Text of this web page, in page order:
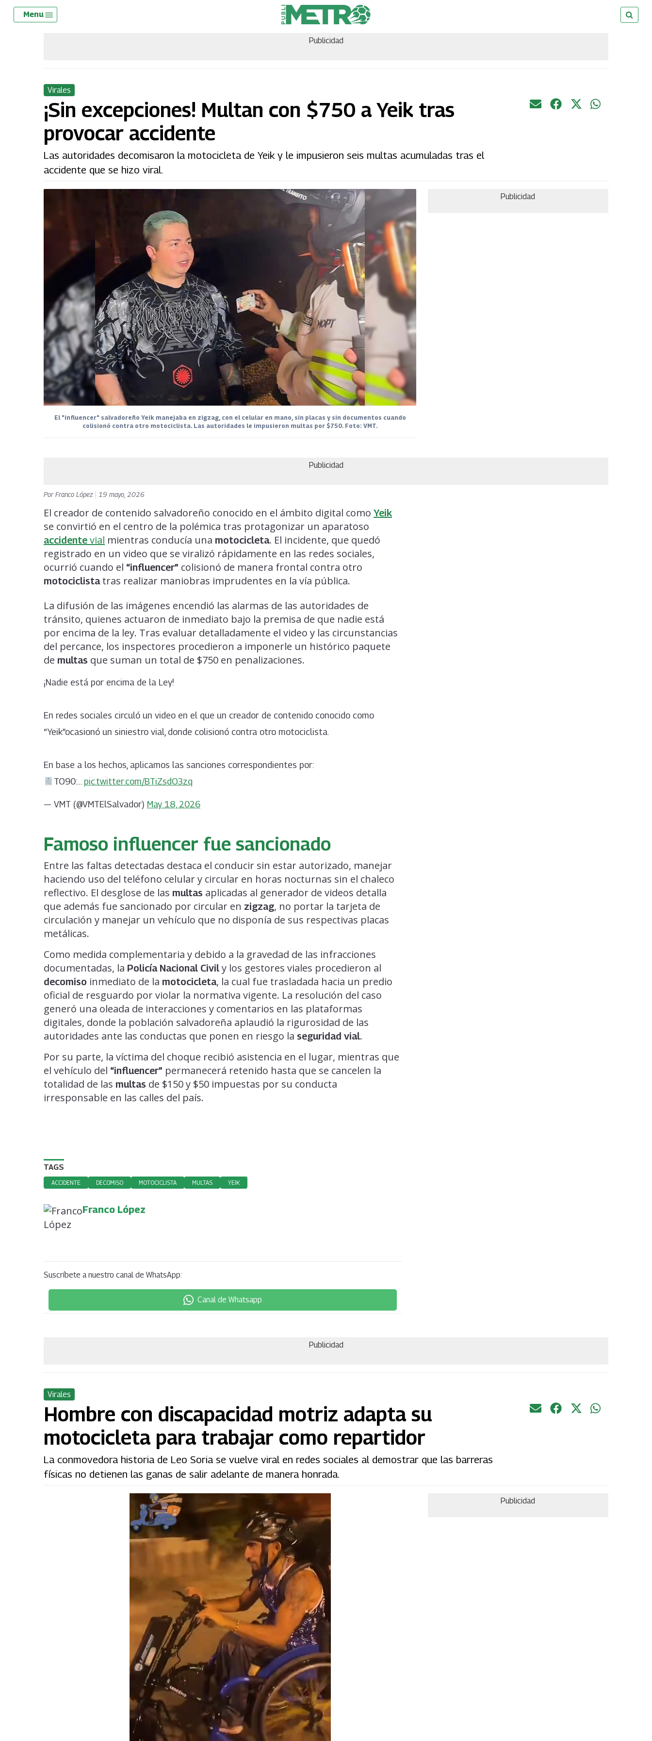
Skip
Menu
Publicidad
Virales
¡Sin excepciones! Multan con $750 a Yeik tras
provocar accidente
Las autoridades decomisaron la motocicleta de Yeik y le impusieron seis multas acumuladas tras el
accidente que se hizo viral.
El "influencer" salvadoreño Yeik manejaba en zigzag, con el celular en mano, sin placas y sin documentos cuando
colisionó contra otro motociclista. Las autoridades le impusieron multas por $750. Foto: VMT.
Publicidad
Publicidad
PorFranco López 19 mayo, 2026
El creador de contenido salvadoreño conocido en el ámbito digital como Yeik
se convirtió en el centro de la polémica tras protagonizar un aparatoso
accidente vial mientras conducía una motocicleta. El incidente, que quedó
registrado en un video que se viralizó rápidamente en las redes sociales,
ocurrió cuando el “influencer” colisionó de manera frontal contra otro
motociclistatras realizar maniobras imprudentes en la vía pública.
La difusión de las imágenes encendió las alarmas de las autoridades de
tránsito, quienes actuaron de inmediato bajo la premisa de que nadie está
por encima de la ley. Tras evaluar detalladamente el video y las circunstancias
del percance, los inspectores procedieron a imponerle un histórico paquete
de multas que suman un total de $750 en penalizaciones.
¡Nadie está por encima de la Ley!
En redes sociales circuló un video en el que un creador de contenido conocido como
“Yeik”ocasionó un siniestro vial, donde colisionó contra otro motociclista.
En base a los hechos, aplicamos las sanciones correspondientes por:
TO90:… pic.twitter.com/BTiZsdO3zq
— VMT (@VMTElSalvador) May 18, 2026
Famoso influencer fue sancionado
Entre las faltas detectadas destaca el conducir sin estar autorizado, manejar
haciendo uso del teléfono celular y circular en horas nocturnas sin el chaleco
reflectivo. El desglose de las multas aplicadas al generador de videos detalla
que además fue sancionado por circular en zigzag, no portar la tarjeta de
circulación y manejar un vehículo que no disponía de sus respectivas placas
metálicas.
Como medida complementaria y debido a la gravedad de las infracciones
documentadas, la Policía Nacional Civil y los gestores viales procedieron al
decomiso inmediato de la motocicleta, la cual fue trasladada hacia un predio
oficial de resguardo por violar la normativa vigente. La resolución del caso
generó una oleada de interacciones y comentarios en las plataformas
digitales, donde la población salvadoreña aplaudió la rigurosidad de las
autoridades ante las conductas que ponen en riesgo la seguridad vial.
Por su parte, la víctima del choque recibió asistencia en el lugar, mientras que
el vehículo del “influencer” permanecerá retenido hasta que se cancelen la
totalidad de las multas de $150 y $50 impuestas por su conducta
irresponsable en las calles del país.
TAGS
ACCIDENTE DECOMISO MOTOCICLISTA MULTAS YEIK
Franco López
Suscríbete a nuestro canal de WhatsApp:
Canal de Whatsapp
Publicidad
Virales
Hombre con discapacidad motriz adapta su
motocicleta para trabajar como repartidor
La conmovedora historia de Leo Soria se vuelve viral en redes sociales al demostrar que las barreras
físicas no detienen las ganas de salir adelante de manera honrada.
Publicidad
Menu